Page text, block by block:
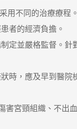
不同的治療療程
者的經濟負擔。
並嚴格監督。針
，應及早到醫院
宮頸組織、不出